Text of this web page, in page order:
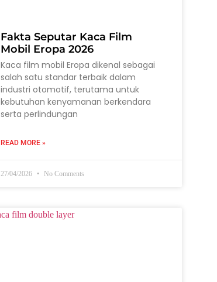
Fakta Seputar Kaca Film
Mobil Eropa 2026
Kaca film mobil Eropa dikenal sebagai
salah satu standar terbaik dalam
industri otomotif, terutama untuk
kebutuhan kenyamanan berkendara
serta perlindungan
READ MORE »
27/04/2026 No Comments